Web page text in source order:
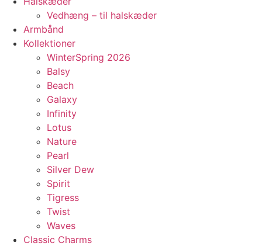
Vedhæng – til halskæder
Armbånd
Kollektioner
WinterSpring 2026
Balsy
Beach
Galaxy
Infinity
Lotus
Nature
Pearl
Silver Dew
Spirit
Tigress
Twist
Waves
Classic Charms